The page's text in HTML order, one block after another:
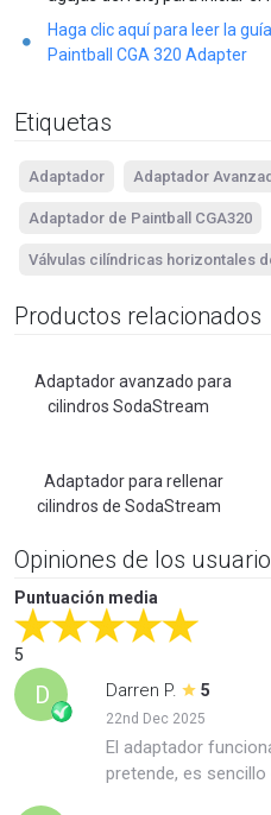
Haga clic aquí para leer la
Paintball CGA 320 Adapter
Opiniones de los
Puntuación media
5
D Darren P. 5
22nd Dec 2025
El adaptador
pretende, es
Etiquetas
Adaptador Adaptador
Adaptador de Paintball CGA320
Válvulas cilíndricas horizontales
Productos relacionados
Adaptador avanzado para
cilindros SodaStream
Adaptador para rellenar
cilindros de SodaStream